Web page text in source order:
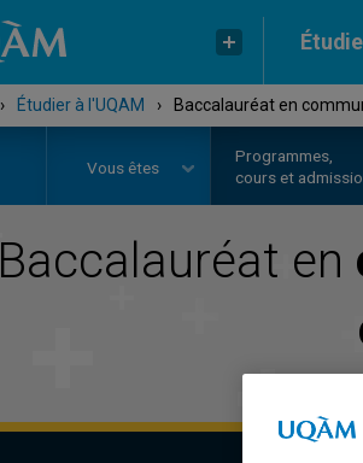
› Étudier à l'UQAM › Baccalauréat en
Vous êtes
Programmes,
cours et
Baccalauréat en